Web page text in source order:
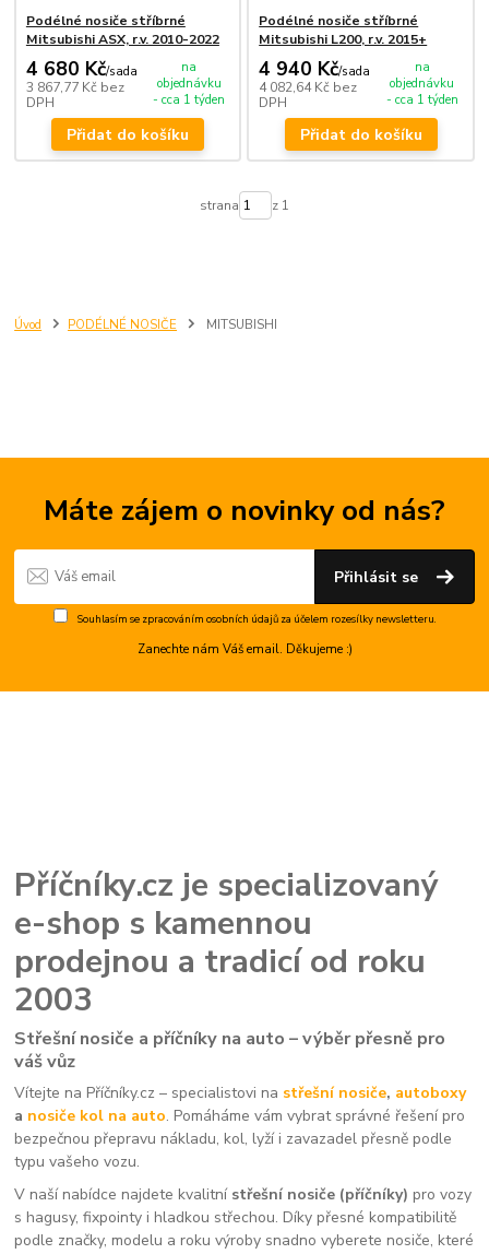
Úvod PODÉLNÉ NOSIČE MITSUBISHI
Podélné nosiče stříbrné
Mitsubishi ASX, r.v. 2010-2022
4 680 Kč/sada
3 867,77 Kč bez
DPH
na
objednávku
- cca 1 týden
Přidat do košíku
Podélné nosiče stříbrné
Mitsubishi L200, r.v. 2015+
4 940 Kč/sada
4 082,64 Kč bez
DPH
na
objednávku
- cca 1 týden
Přidat do košíku
strana z 1
Máte zájem o novinky od nás?
Přihlásit se
Souhlasím se zpracováním osobních údajůza účelem rozesílky newsletteru.
Zanechte nám Váš email. Děkujeme :)
Příčníky.cz je specializovaný
e-shop s kamennou
prodejnou a tradicí od roku
2003
Střešní nosiče a příčníky na auto – výběr přesně pro
váš vůz
Vítejte na Příčníky.cz – specialistovi na střešní nosiče, autoboxy
a nosiče kol na auto. Pomáháme vám vybrat správné řešení pro
bezpečnou přepravu nákladu, kol, lyží i zavazadel přesně podle
typu vašeho vozu.
V naší nabídce najdete kvalitní střešní nosiče (příčníky) pro vozy
s hagusy, fixpointy i hladkou střechou. Díky přesné kompatibilitě
podle značky, modelu a roku výroby snadno vyberete nosiče, které